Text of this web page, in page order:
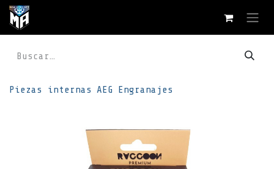
Ir al contenido
Piezas internas AEG Engranajes